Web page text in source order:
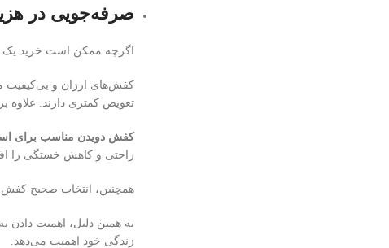
صرفه‌جویی در
اگرچه ممکن است خرید یک
کفش‌های ارزان و بی‌کیفیت
تعویض کمتری دارند. علاوه
کفش دویدن مناسب برای
راحتی و کاهش خستگی را
همچنین، انتخاب صحیح کفش
به همین دلیل، اهمیت دادن
زندگی خود اهمیت می‌دهد.